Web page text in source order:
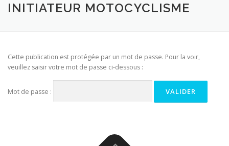
INITIATEUR MOTOCYCLISME
Cette publication est protégée par un mot de passe. Pour la voir,
veuillez saisir votre mot de passe ci-dessous :
Mot de passe :